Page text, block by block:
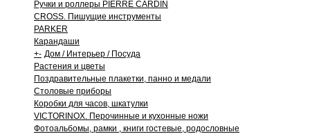
Ручки и роллеры PIERRE CARDIN
CROSS. Пишущие инструменты
PARKER
Карандаши
+- Дом / Интерьер / Посуда
Растения и цветы
Поздравительные плакетки, панно и медали
Столовые приборы
Коробки для часов, шкатулки
VICTORINOX. Перочинные и кухонные ножи
Фотоальбомы, рамки , книги гостевые, родословные